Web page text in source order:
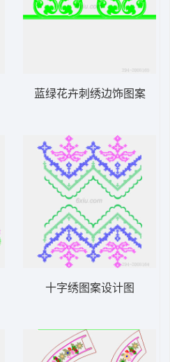
蓝绿花卉刺绣边饰图案
十字绣图案设计图